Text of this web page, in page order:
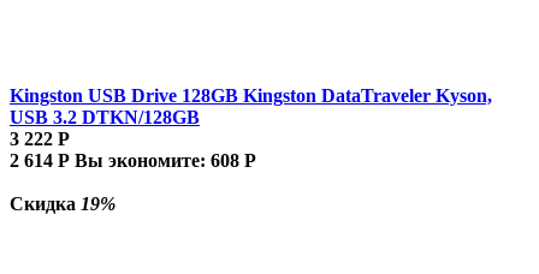
Kingston USB Drive 128GB Kingston DataTraveler Kyson,
USB 3.2 DTKN/128GB
3 222 Р
2 614 Р Вы экономите: 608 Р
Скидка 19%